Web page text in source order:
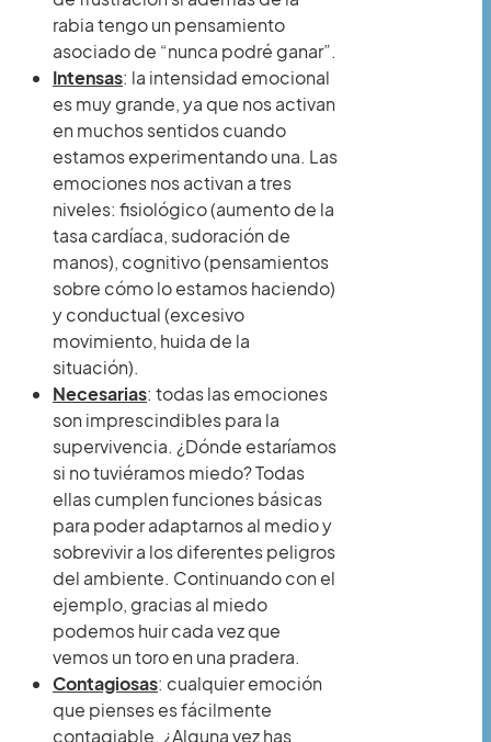
rabia tengo un pensamiento
asociado de “nunca podré ganar”.
Intensas: la intensidad emocional
es muy grande, ya que nos activan
en muchos sentidos cuando
estamos experimentando una. Las
emociones nos activan a tres
niveles: fisiológico (aumento de la
tasa cardíaca, sudoración de
manos), cognitivo (pensamientos
sobre cómo lo estamos haciendo)
y conductual (excesivo
movimiento, huida de la
situación).
Necesarias: todas las emociones
son imprescindibles para la
supervivencia. ¿Dónde estaríamos
si no tuviéramos miedo? Todas
ellas cumplen funciones básicas
para poder adaptarnos al medio y
sobrevivir a los diferentes peligros
del ambiente. Continuando con el
ejemplo, gracias al miedo
podemos huir cada vez que
vemos un toro en una pradera.
Contagiosas: cualquier emoción
que pienses es fácilmente
contagiable. ¿Alguna vez has